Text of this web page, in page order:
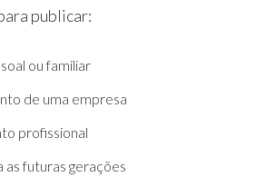
publicar:
ou familiar
de uma empresa
profissional
as futuras gerações